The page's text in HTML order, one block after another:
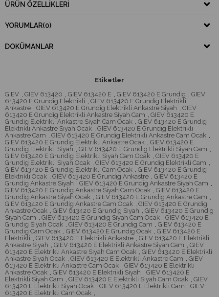
ÜRÜN ÖZELLIKLERI
YORUMLAR(0)
DOKÜMANLAR
Etiketler
GIEV , GIEV 613420 , GIEV 613420 E , GIEV 613420 E Grundig , GIEV
613420 E Grundig Elektrikli , GIEV 613420 E Grundig Elektrikli
Ankastre , GIEV 613420 E Grundig Elektrikli Ankastre Siyah , GIEV
613420 E Grundig Elektrikli Ankastre Siyah Cam , GIEV 613420 E
Grundig Elektrikli Ankastre Siyah Cam Ocak , GIEV 613420 E Grundig
Elektrikli Ankastre Siyah Ocak , GIEV 613420 E Grundig Elektrikli
Ankastre Cam , GIEV 613420 E Grundig Elektrikli Ankastre Cam Ocak ,
GIEV 613420 E Grundig Elektrikli Ankastre Ocak , GIEV 613420 E
Grundig Elektrikli Siyah , GIEV 613420 E Grundig Elektrikli Siyah Cam ,
GIEV 613420 E Grundig Elektrikli Siyah Cam Ocak , GIEV 613420 E
Grundig Elektrikli Siyah Ocak , GIEV 613420 E Grundig Elektrikli Cam ,
GIEV 613420 E Grundig Elektrikli Cam Ocak , GIEV 613420 E Grundig
Elektrikli Ocak , GIEV 613420 E Grundig Ankastre , GIEV 613420 E
Grundig Ankastre Siyah , GIEV 613420 E Grundig Ankastre Siyah Cam ,
GIEV 613420 E Grundig Ankastre Siyah Cam Ocak , GIEV 613420 E
Grundig Ankastre Siyah Ocak , GIEV 613420 E Grundig Ankastre Cam ,
GIEV 613420 E Grundig Ankastre Cam Ocak , GIEV 613420 E Grundig
Ankastre Ocak , GIEV 613420 E Grundig Siyah , GIEV 613420 E Grundig
Siyah Cam , GIEV 613420 E Grundig Siyah Cam Ocak , GIEV 613420 E
Grundig Siyah Ocak , GIEV 613420 E Grundig Cam , GIEV 613420 E
Grundig Cam Ocak , GIEV 613420 E Grundig Ocak , GIEV 613420 E
Elektrikli , GIEV 613420 E Elektrikli Ankastre , GIEV 613420 E Elektrikli
Ankastre Siyah , GIEV 613420 E Elektrikli Ankastre Siyah Cam , GIEV
613420 E Elektrikli Ankastre Siyah Cam Ocak , GIEV 613420 E Elektrikli
Ankastre Siyah Ocak , GIEV 613420 E Elektrikli Ankastre Cam , GIEV
613420 E Elektrikli Ankastre Cam Ocak , GIEV 613420 E Elektrikli
Ankastre Ocak , GIEV 613420 E Elektrikli Siyah , GIEV 613420 E
Elektrikli Siyah Cam , GIEV 613420 E Elektrikli Siyah Cam Ocak , GIEV
613420 E Elektrikli Siyah Ocak , GIEV 613420 E Elektrikli Cam , GIEV
613420 E Elektrikli Cam Ocak ,